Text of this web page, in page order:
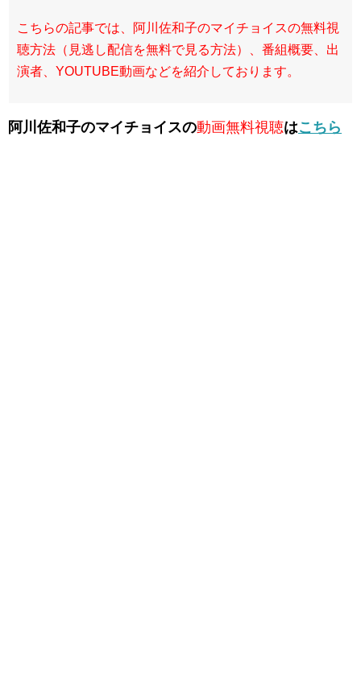
こちらの記事では、阿川佐和子のマイチョイスの無料視
聴方法（見逃し配信を無料で見る方法）、番組概要、出
演者、YOUTUBE動画などを紹介しております。
阿川佐和子のマイチョイスの動画無料視聴はこちら